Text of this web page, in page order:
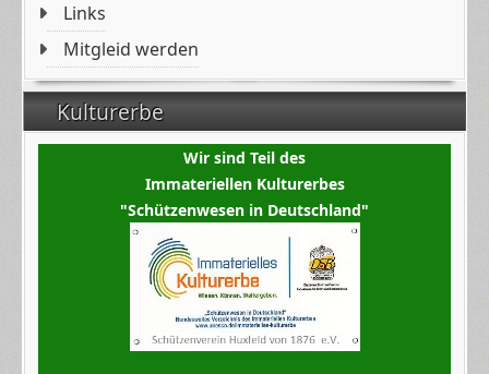
Links
Mitgleid werden
Kulturerbe
Wir sind Teil des
Immateriellen Kulturerbes
"Schützenwesen in Deutschland"